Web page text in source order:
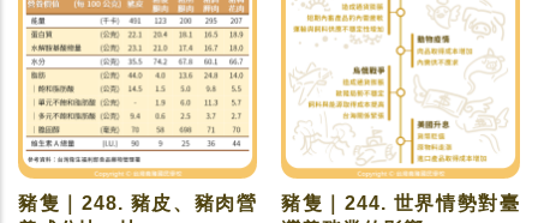
豬隻｜248. 豬皮、豬肉營
豬隻｜244. 世界情勢對臺